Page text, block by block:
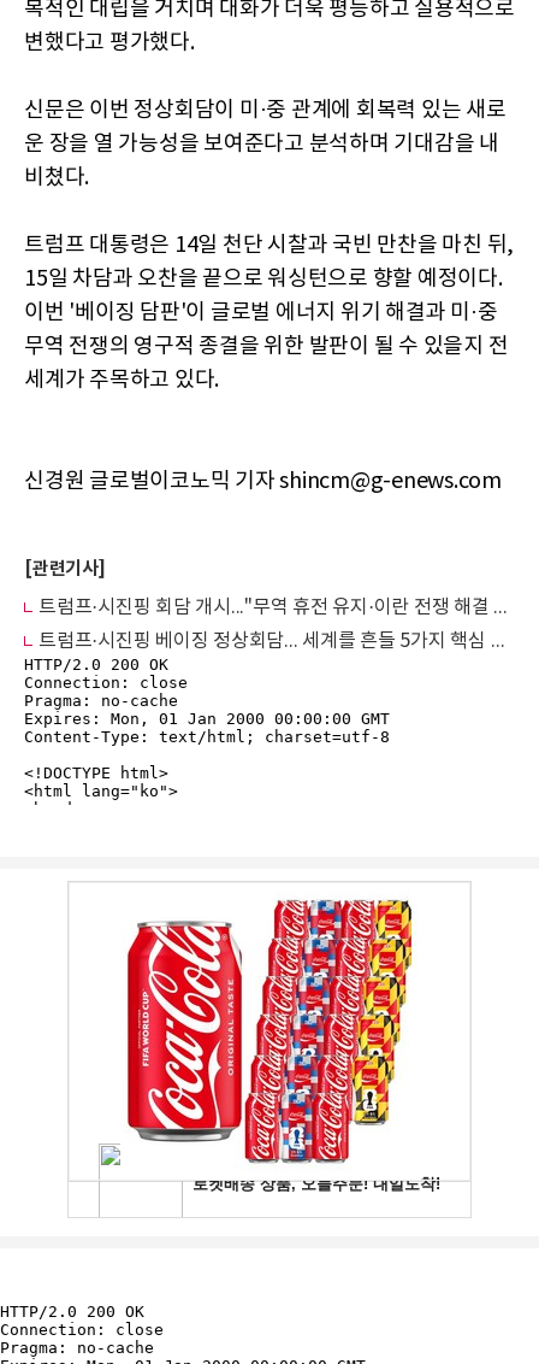
복적인 대립을 거치며 대화가 더욱 평등하고 실용적으로
변했다고 평가했다.
신문은 이번 정상회담이 미·중 관계에 회복력 있는 새로
운 장을 열 가능성을 보여준다고 분석하며 기대감을 내
비쳤다.
트럼프 대통령은 14일 천단 시찰과 국빈 만찬을 마친 뒤,
15일 차담과 오찬을 끝으로 워싱턴으로 향할 예정이다.
이번 '베이징 담판'이 글로벌 에너지 위기 해결과 미·중
무역 전쟁의 영구적 종결을 위한 발판이 될 수 있을지 전
세계가 주목하고 있다.
신경원 글로벌이코노믹 기자 shincm@g-enews.com
[관련기사]
트럼프·시진핑 회담 개시..."무역 휴전 유지·이란 전쟁 해결 모색"
트럼프·시진핑 베이징 정상회담... 세계를 흔들 5가지 핵심 쟁점